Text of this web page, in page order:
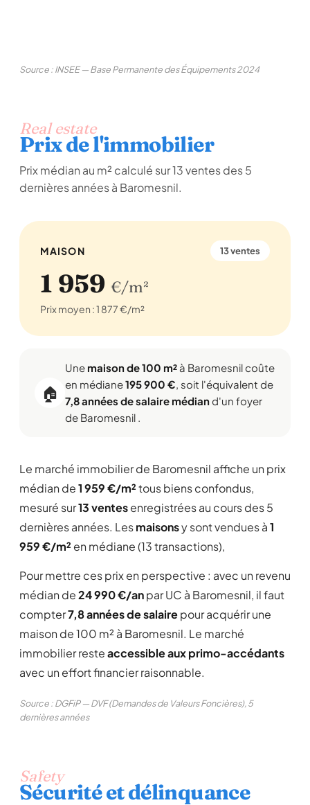
Source : INSEE — Base Permanente des Équipements 2024
Real estate
Prix de l'immobilier
Prix médian au m² calculé sur 13 ventes des 5
dernières années à Baromesnil.
MAISON 13 ventes
1 959 €/m²
Prix moyen : 1 877 €/m²
🏠
Une maison de 100 m² à Baromesnil coûte
en médiane195 900 €, soit l'équivalent de
7,8 années de salaire médiand'un foyer
de Baromesnil .
Le marché immobilier de Baromesnil affiche un prix
médian de1 959 €/m²tous biens confondus,
mesuré sur13 ventesenregistrées au cours des 5
dernières années. Lesmaisonsy sont vendues à1
959 €/m² en médiane (13 transactions),
Pour mettre ces prix en perspective : avec un revenu
médian de24 990 €/anpar UC à Baromesnil, il faut
compter7,8 années de salairepour acquérir une
maison de 100 m² à Baromesnil. Le marché
immobilier resteaccessible aux primo-accédants
avec un effort financier raisonnable.
Source : DGFiP — DVF (Demandes de Valeurs Foncières), 5
dernières années
Safety
Sécurité et délinquance